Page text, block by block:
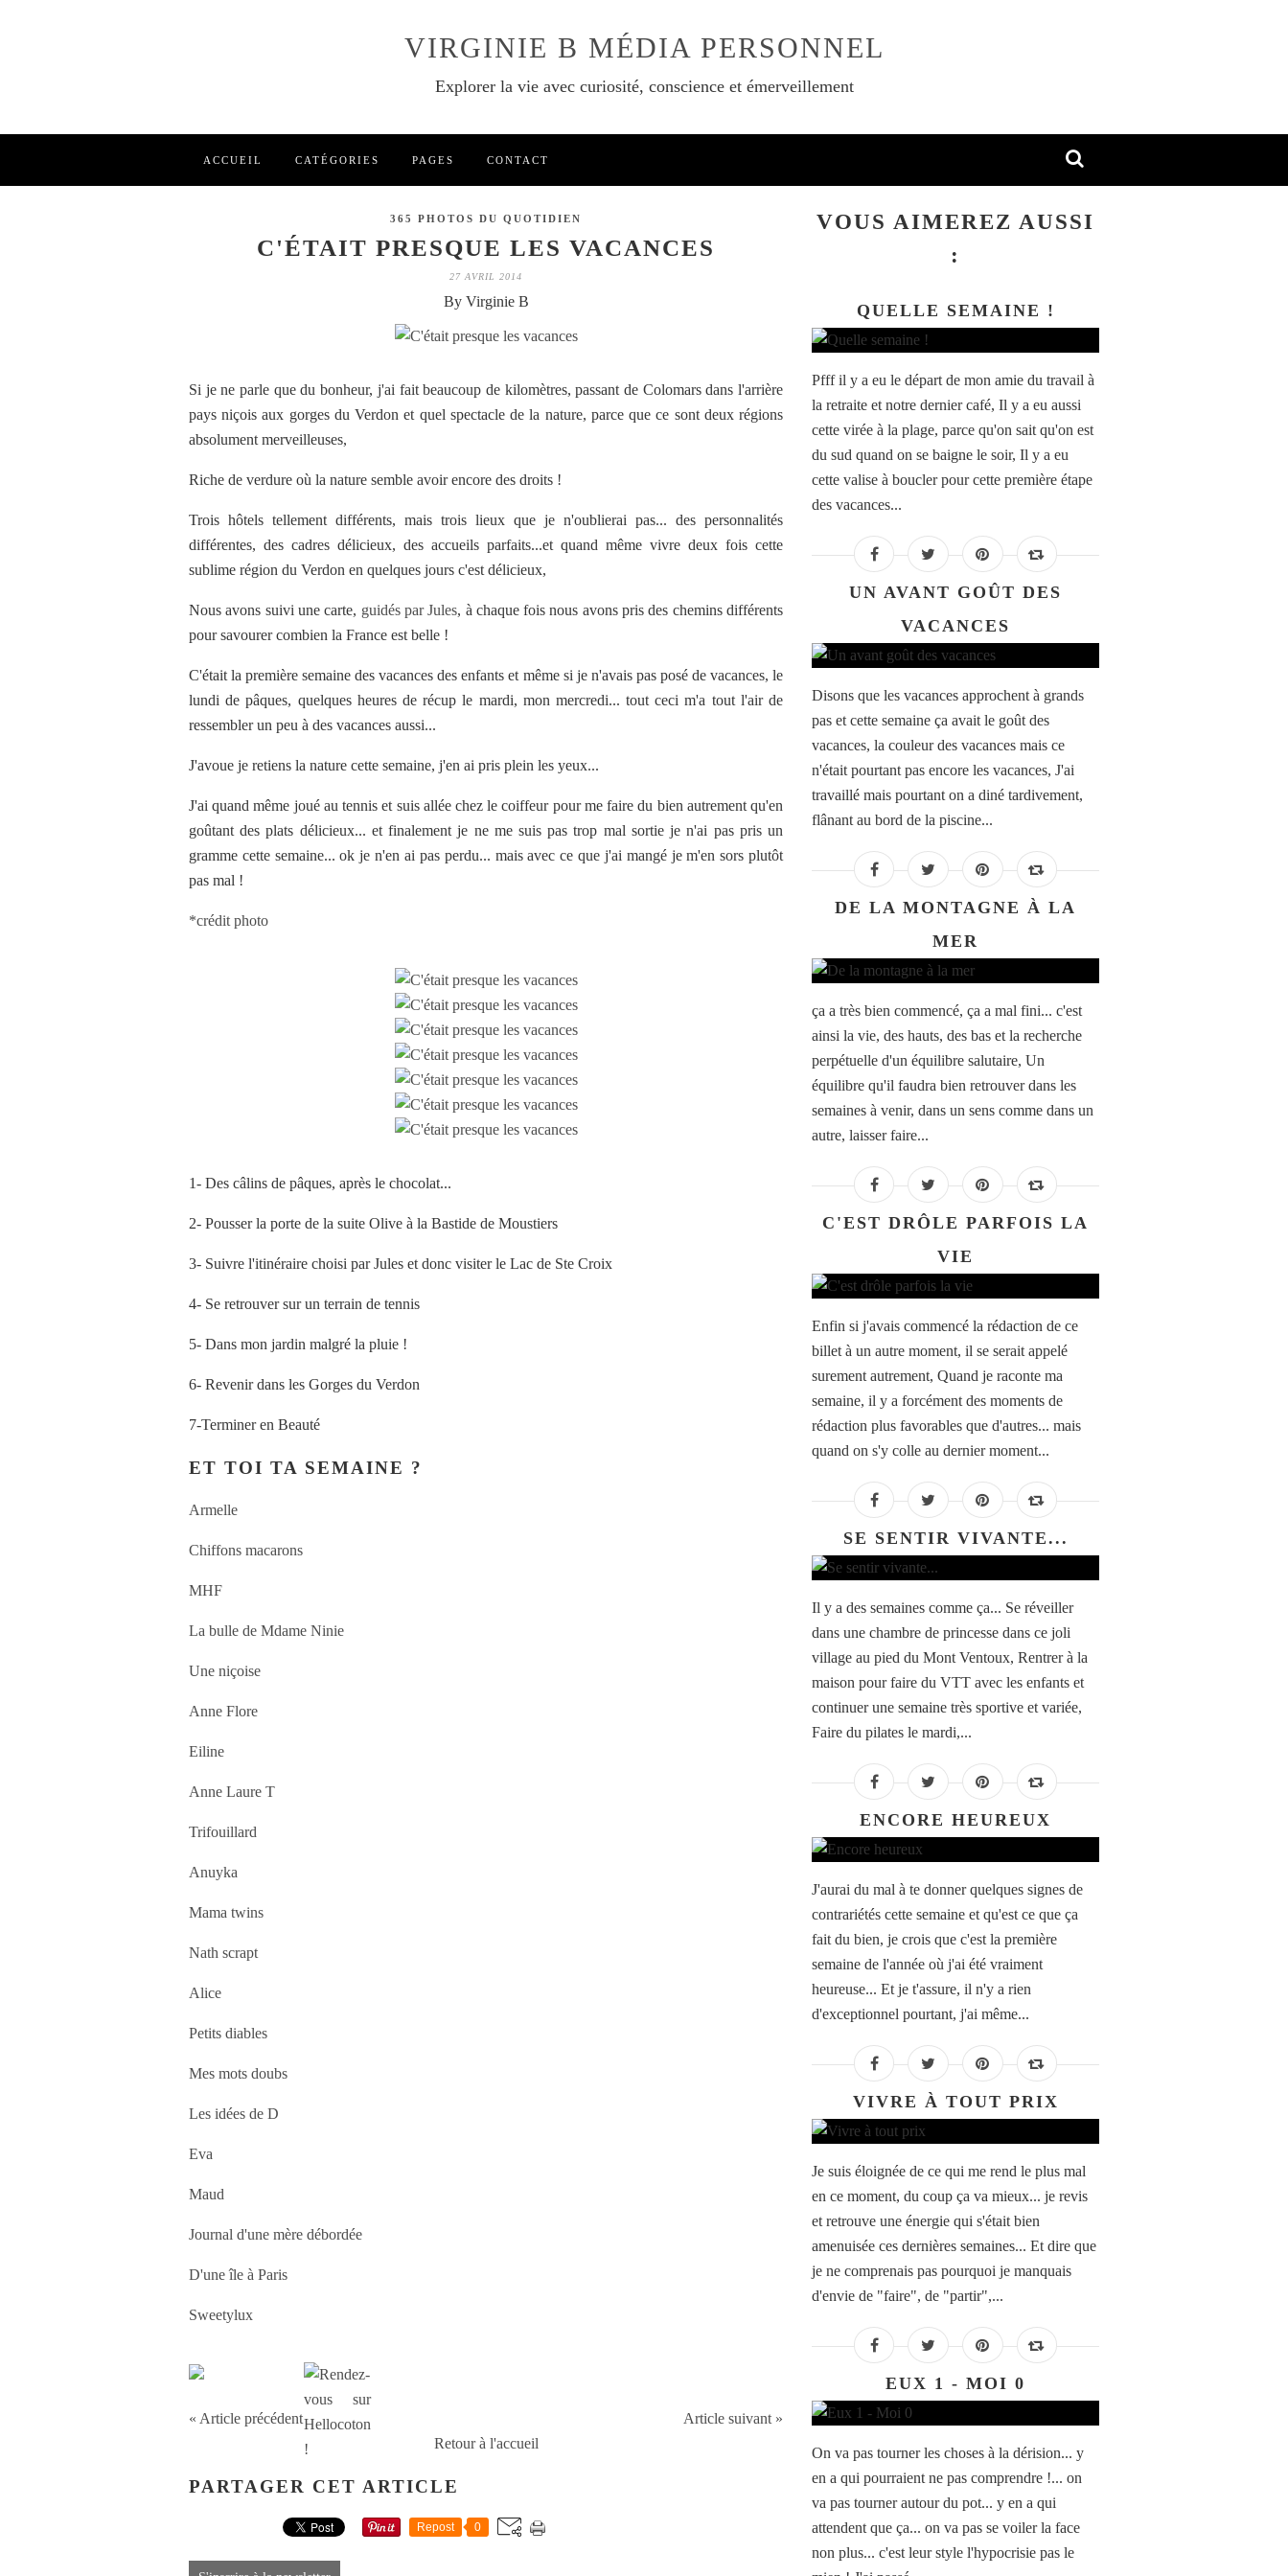
VIRGINIE B MÉDIA PERSONNEL
Explorer la vie avec curiosité, conscience et émerveillement
ACCUEIL CATÉGORIES PAGES CONTACT
365 PHOTOS DU QUOTIDIEN
C'ÉTAIT PRESQUE LES VACANCES
27 AVRIL 2014
By Virginie B
Si je ne parle que du bonheur, j'ai fait beaucoup de kilomètres, passant de Colomars dans l'arrière
pays niçois aux gorges du Verdon et quel spectacle de la nature, parce que ce sont deux régions
absolument merveilleuses,
Riche de verdure où la nature semble avoir encore des droits !
Trois hôtels tellement différents, mais trois lieux que je n'oublierai pas... des personnalités
différentes, des cadres délicieux, des accueils parfaits...et quand même vivre deux fois cette
sublime région du Verdon en quelques jours c'est délicieux,
Nous avons suivi une carte, guidés par Jules, à chaque fois nous avons pris des chemins différents
pour savourer combien la France est belle !
C'était la première semaine des vacances des enfants et même si je n'avais pas posé de vacances, le
lundi de pâques, quelques heures de récup le mardi, mon mercredi... tout ceci m'a tout l'air de
ressembler un peu à des vacances aussi...
J'avoue je retiens la nature cette semaine, j'en ai pris plein les yeux...
J'ai quand même joué au tennis et suis allée chez le coiffeur pour me faire du bien autrement qu'en
goûtant des plats délicieux... et finalement je ne me suis pas trop mal sortie je n'ai pas pris un
gramme cette semaine... ok je n'en ai pas perdu... mais avec ce que j'ai mangé je m'en sors plutôt
pas mal !
*crédit photo
1- Des câlins de pâques, après le chocolat...
2- Pousser la porte de la suite Olive à la Bastide de Moustiers
3- Suivre l'itinéraire choisi par Jules et donc visiter le Lac de Ste Croix
4- Se retrouver sur un terrain de tennis
5- Dans mon jardin malgré la pluie !
6- Revenir dans les Gorges du Verdon
7-Terminer en Beauté
ET TOI TA SEMAINE ?
Armelle
Chiffons macarons
MHF
La bulle de Mdame Ninie
Une niçoise
Anne Flore
Eiline
Anne Laure T
Trifouillard
Anuyka
Mama twins
Nath scrapt
Alice
Petits diables
Mes mots doubs
Les idées de D
Eva
Maud
Journal d'une mère débordée
D'une île à Paris
Sweetylux
« Article précédent
Article suivant »
Retour à l'accueil
PARTAGER CET ARTICLE
Repost 0
VOUS AIMEREZ AUSSI
:
QUELLE SEMAINE !
Pfff il y a eu le départ de mon amie du travail à
la retraite et notre dernier café, Il y a eu aussi
cette virée à la plage, parce qu'on sait qu'on est
du sud quand on se baigne le soir, Il y a eu
cette valise à boucler pour cette première étape
des vacances...
UN AVANT GOÛT DES
VACANCES
Disons que les vacances approchent à grands
pas et cette semaine ça avait le goût des
vacances, la couleur des vacances mais ce
n'était pourtant pas encore les vacances, J'ai
travaillé mais pourtant on a diné tardivement,
flânant au bord de la piscine...
DE LA MONTAGNE À LA
MER
ça a très bien commencé, ça a mal fini... c'est
ainsi la vie, des hauts, des bas et la recherche
perpétuelle d'un équilibre salutaire, Un
équilibre qu'il faudra bien retrouver dans les
semaines à venir, dans un sens comme dans un
autre, laisser faire...
C'EST DRÔLE PARFOIS LA
VIE
Enfin si j'avais commencé la rédaction de ce
billet à un autre moment, il se serait appelé
surement autrement, Quand je raconte ma
semaine, il y a forcément des moments de
rédaction plus favorables que d'autres... mais
quand on s'y colle au dernier moment...
SE SENTIR VIVANTE...
Il y a des semaines comme ça... Se réveiller
dans une chambre de princesse dans ce joli
village au pied du Mont Ventoux, Rentrer à la
maison pour faire du VTT avec les enfants et
continuer une semaine très sportive et variée,
Faire du pilates le mardi,...
ENCORE HEUREUX
J'aurai du mal à te donner quelques signes de
contrariétés cette semaine et qu'est ce que ça
fait du bien, je crois que c'est la première
semaine de l'année où j'ai été vraiment
heureuse... Et je t'assure, il n'y a rien
d'exceptionnel pourtant, j'ai même...
VIVRE À TOUT PRIX
Je suis éloignée de ce qui me rend le plus mal
en ce moment, du coup ça va mieux... je revis
et retrouve une énergie qui s'était bien
amenuisée ces dernières semaines... Et dire que
je ne comprenais pas pourquoi je manquais
d'envie de "faire", de "partir",...
EUX 1 - MOI 0
On va pas tourner les choses à la dérision... y
en a qui pourraient ne pas comprendre !... on
va pas tourner autour du pot... y en a qui
attendent que ça... on va pas se voiler la face
non plus... c'est leur style l'hypocrisie pas le